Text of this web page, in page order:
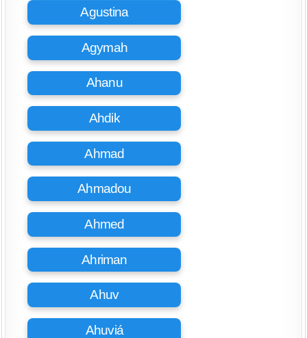
Agustina
Agymah
Ahanu
Ahdik
Ahmad
Ahmadou
Ahmed
Ahriman
Ahuv
Ahuviá